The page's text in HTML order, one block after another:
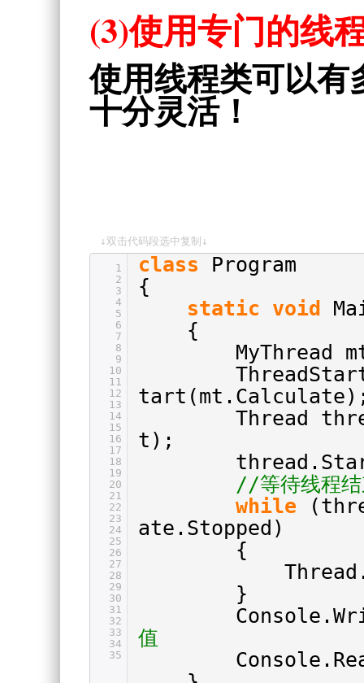
(3)使用专门的线
使用线程类可以
十分灵活！
↓双击代码段选中复制↓
1
2
3
4
5
6
7
8
9
10
11
12
13
14
15
16
17
18
19
20
21
22
23
24
25
26
27
28
29
30
31
32
33
34
35
class
Program
{
static
void
{
MyThread
Thread
t);
//等待线程
while
ate.Stopped)
{
}
值